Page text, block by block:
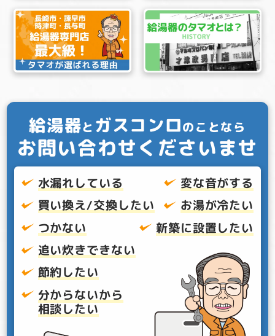
給湯器と ガスコンロのことなら
お問い合わせくださいませ
水漏れしている
変な音がする
買い換え/交換したい
お湯が冷たい
つかない
新築に設置したい
追い炊きできない
節約したい
分からないから
相談したい